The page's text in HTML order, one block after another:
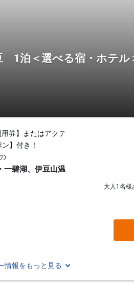
1泊＜選べる宿・ホテル
券】またはアクテ
】付き！
一碧湖、伊豆山温
大人1名様
情報をもっと見る